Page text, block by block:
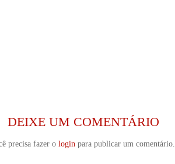
DEIXE UM COMENTÁRIO
precisa fazer o login para publicar um comentário.